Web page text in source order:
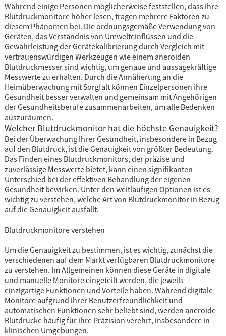
Während einige Personen möglicherweise feststellen, dass ihre
Blutdruckmonitore höher lesen, tragen mehrere Faktoren zu
diesem Phänomen bei. Die ordnungsgemäße Verwendung von
Geräten, das Verständnis von Umwelteinflüssen und die
Gewährleistung der Gerätekalibrierung durch Vergleich mit
vertrauenswürdigen Werkzeugen wie einem aneroiden
Blutdruckmesser sind wichtig, um genaue und aussagekräftige
Messwerte zu erhalten. Durch die Annäherung an die
Heimüberwachung mit Sorgfalt können Einzelpersonen ihre
Gesundheit besser verwalten und gemeinsam mit Angehörigen
der Gesundheitsberufe zusammenarbeiten, um alle Bedenken
auszuräumen.
Welcher Blutdruckmonitor hat die höchste Genauigkeit?
Bei der Überwachung Ihrer Gesundheit, insbesondere in Bezug
auf den Blutdruck, ist die Genauigkeit von größter Bedeutung.
Das Finden eines Blutdruckmonitors, der präzise und
zuverlässige Messwerte bietet, kann einen signifikanten
Unterschied bei der effektiven Behandlung der eigenen
Gesundheit bewirken. Unter den weitläufigen Optionen ist es
wichtig zu verstehen, welche Art von Blutdruckmonitor in Bezug
auf die Genauigkeit ausfällt.
Blutdruckmonitore verstehen
Um die Genauigkeit zu bestimmen, ist es wichtig, zunächst die
verschiedenen auf dem Markt verfügbaren Blutdruckmonitore
zu verstehen. Im Allgemeinen können diese Geräte in digitale
und manuelle Monitore eingeteilt werden, die jeweils
einzigartige Funktionen und Vorteile haben. Während digitale
Monitore aufgrund ihrer Benutzerfreundlichkeit und
automatischen Funktionen sehr beliebt sind, werden aneroide
Blutdrucke häufig für ihre Präzision verehrt, insbesondere in
klinischen Umgebungen.